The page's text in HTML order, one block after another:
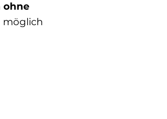
ohne
möglich